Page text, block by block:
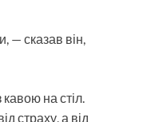
— сказав він,
на стіл.
страху, а від